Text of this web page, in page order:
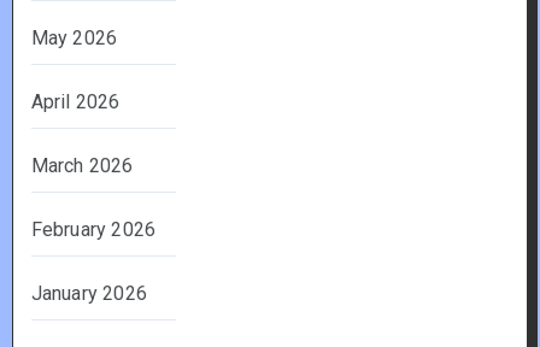
May 2026
April 2026
March 2026
February 2026
January 2026